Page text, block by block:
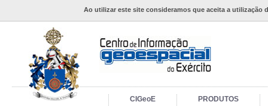
Ao utilizar este site consideramos que aceita a utilização
CIGeoE PRODUTOS